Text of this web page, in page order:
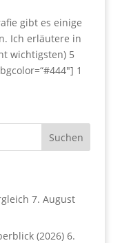
gibt es einige
Ich erläutere in
wichtigsten) 5
1
7. August
(2026) 6.